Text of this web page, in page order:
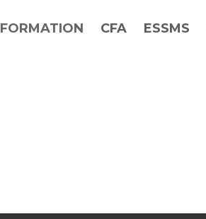
FORMATION CFA ESSMS